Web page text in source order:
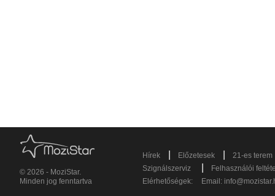
© 2026 - MoziStar.
Minden jog fenntartva
Hírek Előzetesek
21-es terem
Szignálszerviz
Felhasználói
Elérhetőségek:
Email: